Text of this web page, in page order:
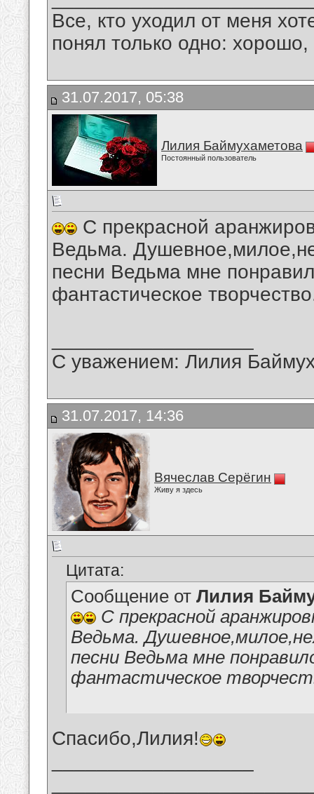
Все, кто уходил от меня
понял только одно:
31.07.2017, 05:38
Лилия Баймухаметова
Постоянный пользователь
С прекрасной
Ведьма.
песни Ведьма мне
фантастическое
С уважением: Лилия
31.07.2017, 14:36
Вячеслав Серёгин
Живу я здесь
Цитата:
Сообщение от Лилия
С прекрасной
Ведьма.
песни Ведьма мне
фантастическое
Спасибо,Лилия!